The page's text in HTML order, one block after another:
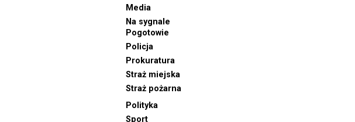
Media
Na sygnale
Pogotowie
Policja
Prokuratura
Straż miejska
Straż pożarna
Polityka
Sport